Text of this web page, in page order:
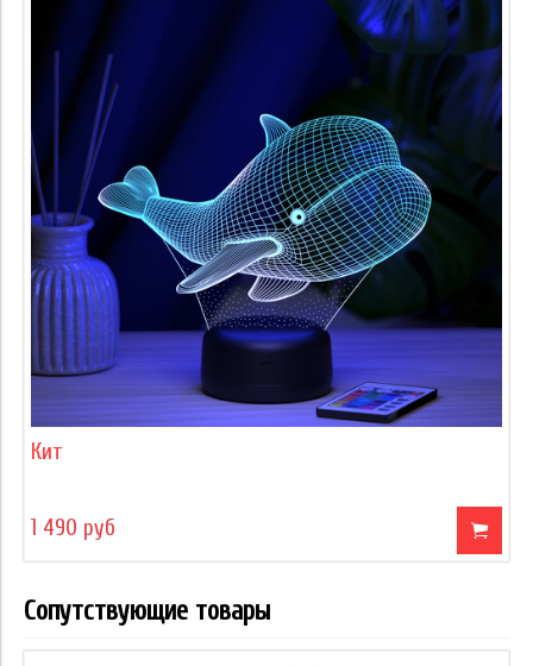
Кит
1 490 руб
Сопутствующие товары